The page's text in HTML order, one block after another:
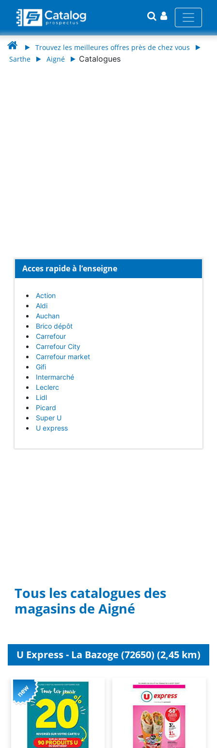
Trouvez les meilleures offres près de chez vous
Sarthe
Aigné Catalogues
Acces rapide à l’enseigne
Action
Aldi
Auchan
Brico dépôt
Carrefour
Carrefour City
Carrefour market
Gifi
Intermarché
Leclerc
Lidl
Picard
Super U
U express
Tous les catalogues des
magasins de Aigné
U Express - La Bazoge (72650) (2,45 km)